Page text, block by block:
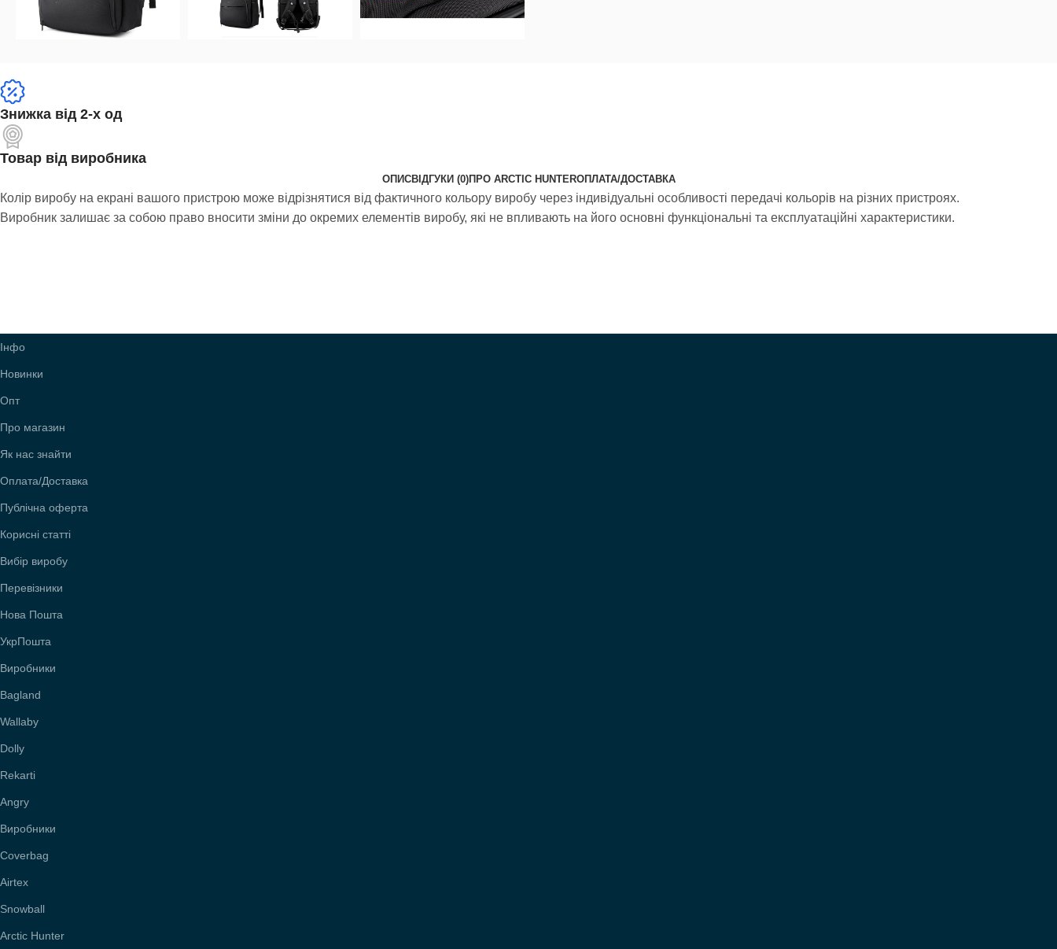
Знижка від 2-х од
Товар від виробника
ОПИСВІДГУКИ (0)ПРО ARCTIC HUNTERОПЛАТА/ДОСТАВКА
Колір виробу на екрані вашого пристрою може відрізнятися від фактичного кольору виробу через індивідуальні особливості передачі кольорів на різних пристроях.
Виробник залишає за собою право вносити зміни до окремих елементів виробу, які не впливають на його основні функціональні та експлуатаційні характеристики.
Інфо
Новинки
Опт
Про магазин
Як нас знайти
Оплата/Доставка
Публічна оферта
Корисні статті
Вибір виробу
Перевізники
Нова Пошта
УкрПошта
Виробники
Bagland
Wallaby
Dolly
Rekarti
Angry
Виробники
Coverbag
Airtex
Snowball
Arctic Hunter